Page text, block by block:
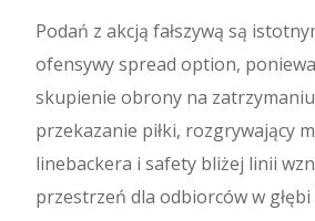
Podań z akcją fałszywą są
ofensywy spread option,
skupienie obrony na
przekazanie piłki, rozgrywający
linebackera i safety bliżej linii
przestrzeń dla odbiorców w głębi